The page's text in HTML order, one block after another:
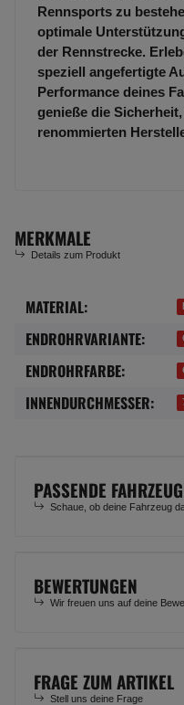
Rennsports zu
optimale
der Rennstrecke.
speziell angefertigte
Performance deines
genieße die
renommierten
MERKMALE
Details zum Produkt
Produkteigenschaft
Wert
MATERIAL:
ENDROHRVARIANTE:
ENDROHRFARBE:
INNENDURCHMESSER:
PASSENDE
Schaue, ob deine Fahrzeug
BEWERTUNGEN
Wir freuen uns auf deine
FRAGE ZUM ARTIKEL
Stell uns deine Frage